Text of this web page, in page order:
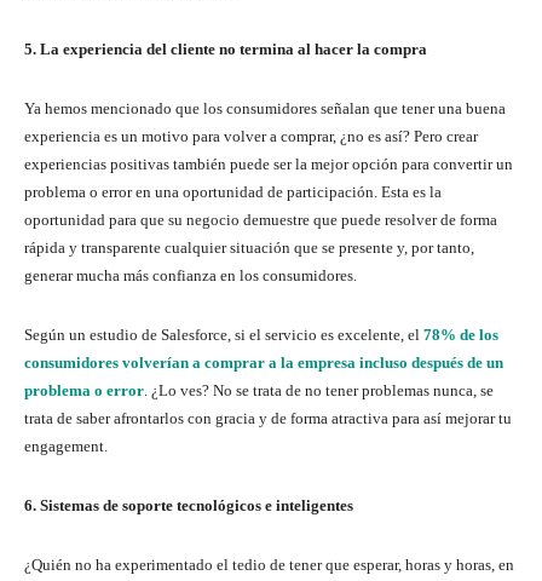
5. La experiencia del cliente no termina al hacer la compra
Ya hemos mencionado que los consumidores señalan que tener una buena
experiencia es un motivo para volver a comprar, ¿no es así? Pero crear
experiencias positivas también puede ser la mejor opción para convertir un
problema o error en una oportunidad de participación. Esta es la
oportunidad para que su negocio demuestre que puede resolver de forma
rápida y transparente cualquier situación que se presente y, por tanto,
generar mucha más confianza en los consumidores.
Según un estudio de Salesforce, si el servicio es excelente, el 78% de los
consumidores volverían a comprar a la empresa incluso después de un
problema o error . ¿Lo ves? No se trata de no tener problemas nunca, se
trata de saber afrontarlos con gracia y de forma atractiva para así mejorar tu
engagement.
6. Sistemas de soporte tecnológicos e inteligentes
¿Quién no ha experimentado el tedio de tener que esperar, horas y horas, en